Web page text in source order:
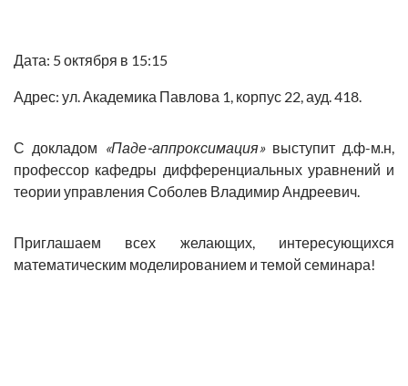
Дата: 5 октября в 15:15
Адрес: ул. Академика Павлова 1, корпус 22, ауд. 418.
С докладом «Паде-аппроксимация» выступит д.ф-м.н,
профессор кафедры дифференциальных уравнений и
теории управления Соболев Владимир Андреевич.
Приглашаем всех желающих, интересующихся
математическим моделированием и темой семинара!